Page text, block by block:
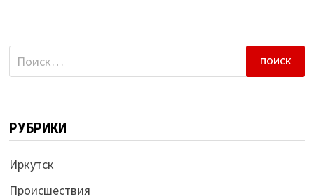
Найти:
РУБРИКИ
Иркутск
Происшествия